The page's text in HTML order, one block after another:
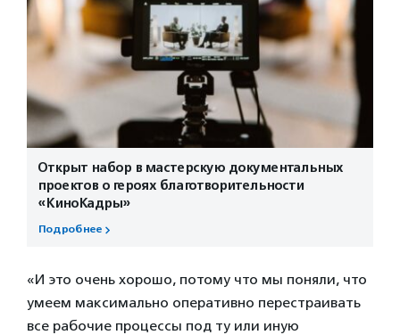
Открыт набор в мастерскую документальных
проектов о героях благотворительности
«КиноКадры»
Подробнее
«И это очень хорошо, потому что мы поняли, что
умеем максимально оперативно перестраивать
все рабочие процессы под ту или иную